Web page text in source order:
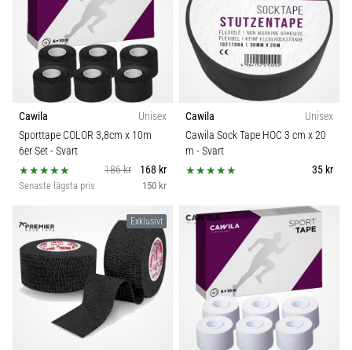
Cawila
Unisex
Sporttape COLOR 3,8cm x 10m
6er Set- Svart
186 kr
168 kr
Senaste lägsta pris 150 kr
Cawila
Unisex
Cawila Sock Tape HOC 3 cm x 20
m - Svart
35 kr
Exklusivt